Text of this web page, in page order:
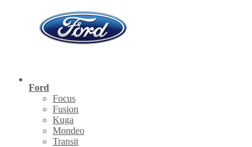
Ford
Focus
Fusion
Kuga
Mondeo
Transit